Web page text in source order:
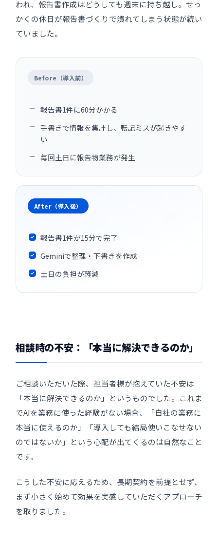
われ、報告書作成はどうしても週末に持ち越し。せっ
かくの休日が報告書づくりで潰れてしまう状態が続い
ていました。
Before（導入前）
報告書1件に60分かかる
手書きで情報を集計し、転記ミスが起きやす
い
毎回土日に報告物業務が発生
After（導入後）
報告書1件が15分で完了
Geminiで整理・下書きを作成
土日の負担が軽減
相談時の不安：「本当に解決できるのか」
ご相談いただいた際、担当者様が抱えていた不安は
「本当に解決できるのか」というものでした。これま
でAIを業務に使った経験がない場合、「自社の業務に
本当に使えるのか」「導入しても結局使いこなせない
のではないか」という心配が出てくるのは自然なこと
です。
こうした不安に応えるため、長期契約を前提とせず、
まず小さく始めて効果を実感していただくアプローチ
を取りました。